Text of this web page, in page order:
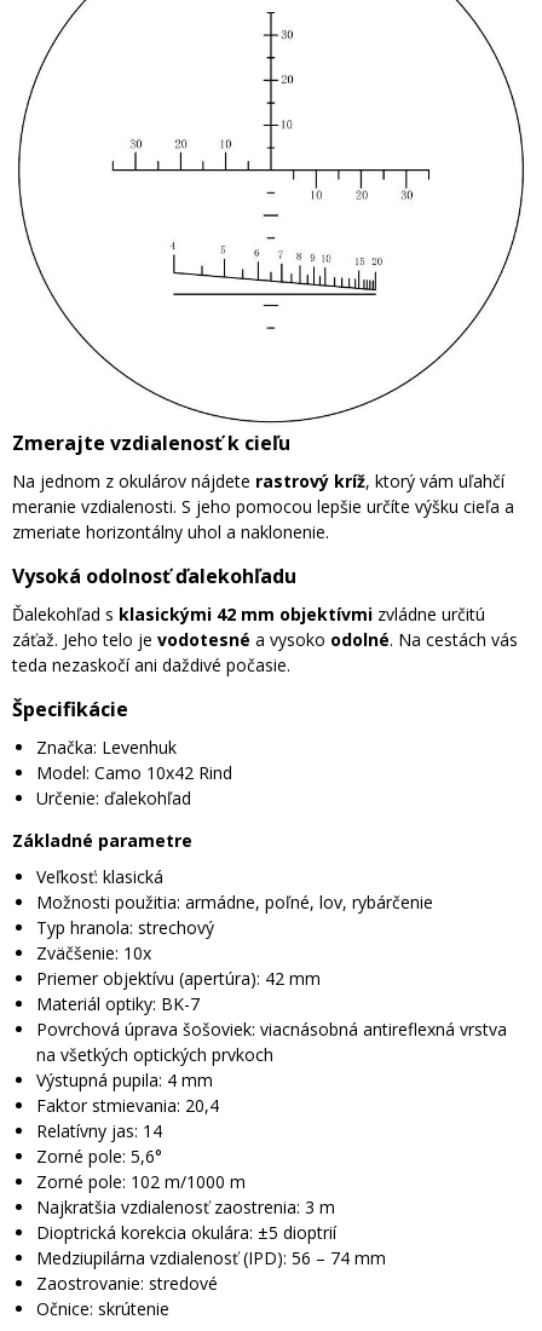
Zmerajte vzdialenosť k cieľu
Na jednom z okulárov nájdete rastrový kríž, ktorý vám uľahčí
meranie vzdialenosti. S jeho pomocou lepšie určíte výšku cieľa a
zmeriate horizontálny uhol a naklonenie.
Vysoká odolnosť ďalekohľadu
Ďalekohľad s klasickými 42 mm objektívmi zvládne určitú
záťaž. Jeho telo je vodotesné a vysoko odolné. Na cestách vás
teda nezaskočí ani daždivé počasie.
Špecifikácie
Značka: Levenhuk
Model: Camo 10x42 Rind
Určenie: ďalekohľad
Základné parametre
Veľkosť: klasická
Možnosti použitia: armádne, poľné, lov, rybárčenie
Typ hranola: strechový
Zväčšenie: 10x
Priemer objektívu (apertúra): 42 mm
Materiál optiky: BK-7
Povrchová úprava šošoviek: viacnásobná antireflexná vrstva
na všetkých optických prvkoch
Výstupná pupila: 4 mm
Faktor stmievania: 20,4
Relatívny jas: 14
Zorné pole: 5,6°
Zorné pole: 102 m/1000 m
Najkratšia vzdialenosť zaostrenia: 3 m
Dioptrická korekcia okulára: ±5 dioptrií
Medziupilárna vzdialenosť (IPD): 56 – 74 mm
Zaostrovanie: stredové
Očnice: skrútenie